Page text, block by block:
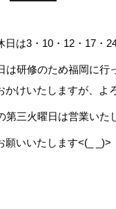
日は3・10・12・17・
は研修のため福岡に行
かけいたしますが、よ
第三火曜日は営業いた
願いいたします<(_ _)>